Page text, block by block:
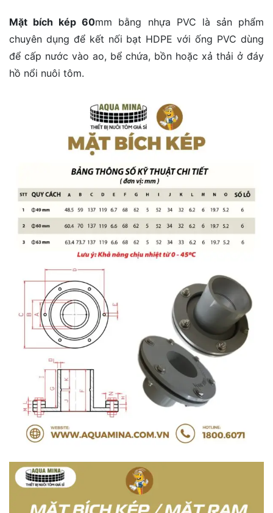
Mặt bích kép 60mm bằng nhựa PVC là sản phẩm
chuyên dụng để kết nối bạt HDPE với ống PVC dùng
để cấp nước vào ao, bể chứa, bồn hoặc xả thải ở đáy
hồ nổi nuôi tôm.